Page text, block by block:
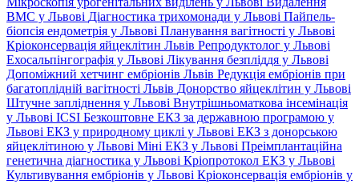
ВМС у Львові Діагностика трихомонади у Львові Пайпель-
біопсія ендометрія у Львові Планування вагітності у Львові
Кріоконсервація яйцеклітин Львів Репродуктолог у Львові
Ехосальпінгографія у Львові Лікування безпліддя у Львові
Допоміжний хетчинг ембріонів Львів Редукція ембріонів при
багатоплідній вагітності Львів Донорство яйцеклітин у Львові
Штучне запліднення у Львові Внутрішньоматкова інсемінація
у Львові ICSI Безкоштовне ЕКЗ за державною програмою у
Львові ЕКЗ у природному циклі у Львові ЕКЗ з донорською
яйцеклітиною у Львові Міні ЕКЗ у Львові Преімплантаційна
генетична діагностика у Львові Кріопротокол ЕКЗ у Львові
Культивування ембріонів у Львові Кріоконсервація ембріонів у